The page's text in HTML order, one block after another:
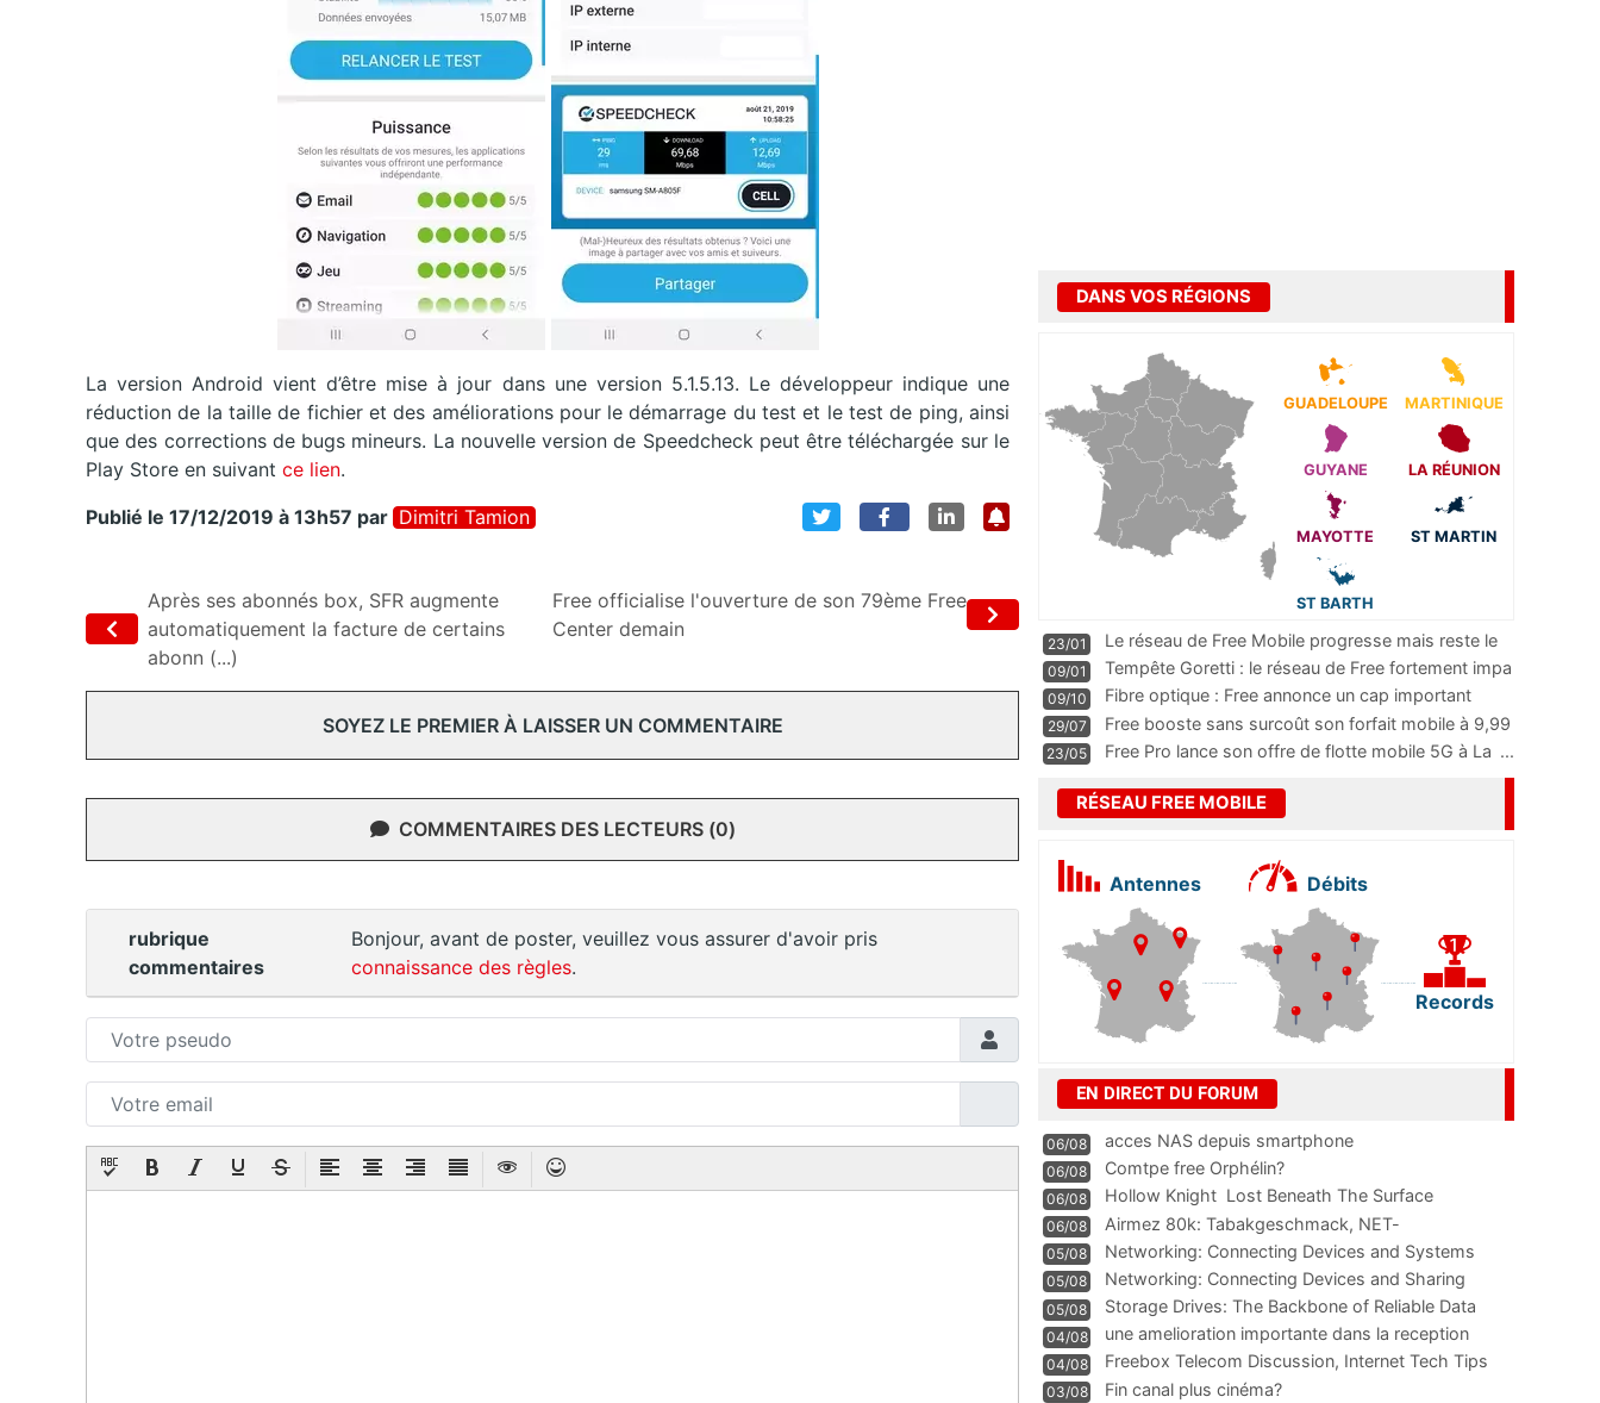
La version Android vient d’être mise à jour dans une version 5.1.5.13. Le développeur indique une
réduction de la taille de fichier et des améliorations pour le démarrage du test et le test de ping, ainsi
que des corrections de bugs mineurs. La nouvelle version de Speedcheck peut être téléchargée sur le
Play Store en suivant ce lien.
Publié le 17/12/2019 à 13h57 par Dimitri Tamion
Après ses abonnés box, SFR augmente
automatiquement la facture de certains
abonn (...)
Free officialise l'ouverture de son 79ème Free
Center demain
SOYEZ LE PREMIER À LAISSER UN COMMENTAIRE
COMMENTAIRES DES LECTEURS (0)
rubrique
commentaires
Bonjour, avant de poster, veuillez vous assurer d'avoir pris
connaissance des règles.
DANS VOS RÉGIONS
GUADELOUPE MARTINIQUE
GUYANE LA RÉUNION
MAYOTTE ST MARTIN
ST BARTH
23/01
Le réseau de Free Mobile progresse mais reste le
m
...
09/01
Tempête Goretti : le réseau de Free fortement impa
09/10
Fibre optique : Free annonce un cap important
pass
...
29/07
Free booste sans surcoût son forfait mobile à 9,99
23/05 Free Pro lance son offre de flotte mobile 5G à La ...
RÉSEAU FREE MOBILE
Antennes Débits
Records
EN DIRECT DU FORUM
06/08 acces NAS depuis smartphone
06/08 Comtpe free Orphélin?
06/08 Hollow Knight  Lost Beneath The Surface
06/08
Airmez 80k: Tabakgeschmack, NET-
Technologie und Leistung im
05/08 Networking: Connecting Devices and Systems
05/08
Networking: Connecting Devices and Sharing
Information
05/08
Storage Drives: The Backbone of Reliable Data
Management
04/08
une amelioration importante dans la reception
WIFI
04/08
Freebox Telecom Discussion, Internet Tech Tips
Communi
03/08 Fin canal plus cinéma?